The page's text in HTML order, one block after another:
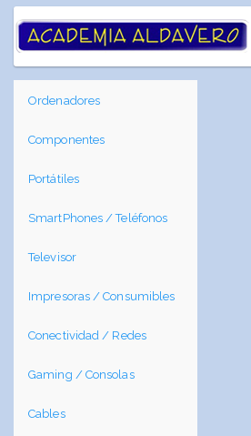
Ordenadores
Componentes
Portátiles
SmartPhones / Teléfonos
Televisor
Impresoras / Consumibles
Conectividad / Redes
Gaming / Consolas
Cables